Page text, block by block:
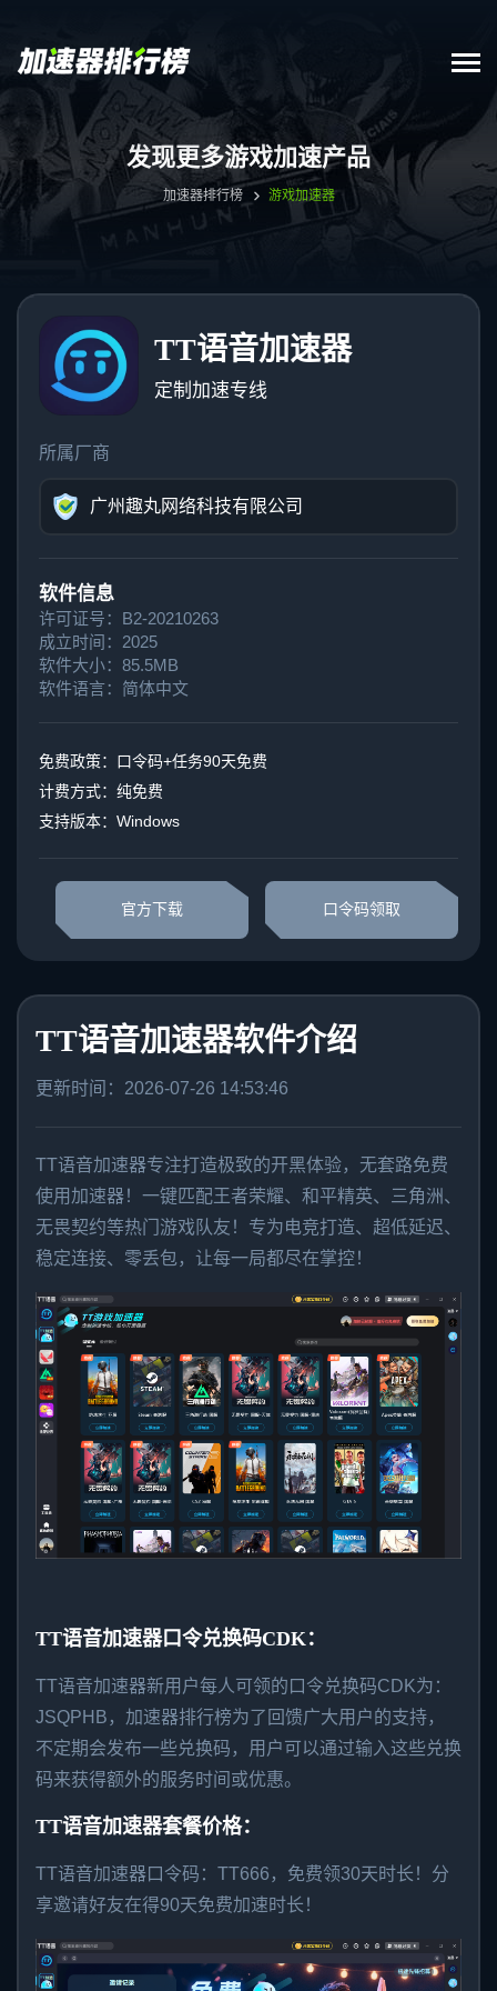
发现更多游戏加速产品
加速器排行榜 游戏加速器
TT语音加速器
定制加速专线
所属厂商
广州趣丸网络科技有限公司
软件信息
许可证号：B2-20210263
成立时间：2025
软件大小：85.5MB
软件语言：简体中文
免费政策：口令码+任务90天免费
计费方式：纯免费
支持版本：Windows
官方下载 口令码领取
TT语音加速器软件介绍
更新时间：2026-07-26 14:53:46
TT语音加速器专注打造极致的开黑体验，无套路免费
使用加速器！一键匹配王者荣耀、和平精英、三角洲、
无畏契约等热门游戏队友！专为电竞打造、超低延迟、
稳定连接、零丢包，让每一局都尽在掌控！
TT语音加速器口令兑换码CDK：
TT语音加速器新用户每人可领的口令兑换码CDK为：
JSQPHB， 加速器排行榜为了回馈广大用户的支持，
不定期会发布一些兑换码，用户可以通过输入这些兑换
码来获得额外的服务时间或优惠。
TT语音加速器套餐价格：
TT语音加速器口令码：TT666 ，免费领30天时长 ！分
享邀请好友在得90天免费加速时长 ！